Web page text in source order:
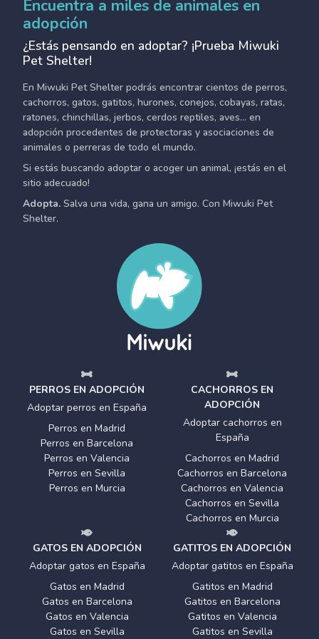
Encuentra a miles de animales en
adopción
¿Estás pensando en adoptar? ¡Prueba Miwuki
Pet Shelter!
En Miwuki Pet Shelter podrás encontrar cientos de perros,
cachorros, gatos, gatitos, hurones, conejos, cobayas, ratas,
ratones, chinchillas, jerbos, cerdos reptiles, aves... en
adopción procedentes de protectoras y asociaciones de
animales o perreras de todo el mundo.
Si estás buscando adoptar o acoger un animal, ¡estás en el
sitio adecuado!
Adopta. Salva una vida, gana un amigo. Con Miwuki Pet
Shelter.
PERROS EN ADOPCIÓN
Adoptar perros en España
Perros en Madrid
Perros en Barcelona
Perros en Valencia
Perros en Sevilla
Perros en Murcia
CACHORROS EN
ADOPCIÓN
Adoptar cachorros en
España
Cachorros en Madrid
Cachorros en Barcelona
Cachorros en Valencia
Cachorros en Sevilla
Cachorros en Murcia
GATOS EN ADOPCIÓN
Adoptar gatos en España
Gatos en Madrid
Gatos en Barcelona
Gatos en Valencia
Gatos en Sevilla
GATITOS EN ADOPCIÓN
Adoptar gatitos en España
Gatitos en Madrid
Gatitos en Barcelona
Gatitos en Valencia
Gatitos en Sevilla